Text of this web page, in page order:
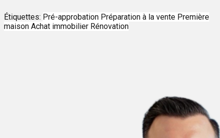
Étiquettes: Pré-approbation Préparation à la vente Première
maison Achat immobilier Rénovation